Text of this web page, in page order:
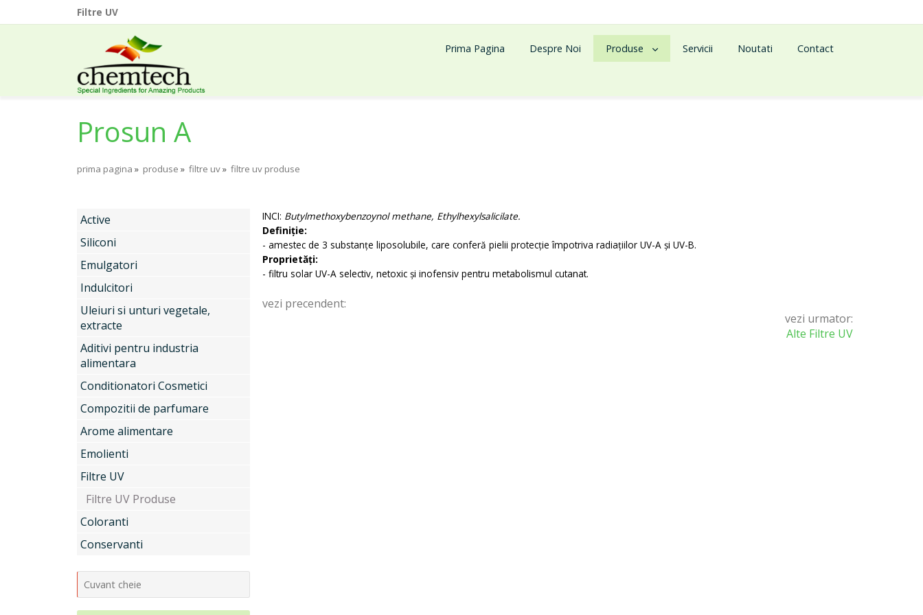
Filtre UV
Prima Pagina Despre Noi Produse Servicii Noutati Contact
Prosun A
prima pagina » produse » filtre uv» filtre uv produse
Active
Siliconi
Emulgatori
Indulcitori
Uleiuri si unturi vegetale,
extracte
Aditivi pentru industria
alimentara
Conditionatori Cosmetici
Compozitii de parfumare
Arome alimentare
Emolienti
Filtre UV
Filtre UV Produse
Coloranti
Conservanti
INCI: Butylmethoxybenzoynol methane, Ethylhexylsalicilate.
Definiție:
- amestec de 3 substanțe liposolubile, care conferă pielii protecție împotriva radiațiilor UV-A și UV-B.
Proprietăți:
- filtru solar UV-A selectiv, netoxic și inofensiv pentru metabolismul cutanat.
vezi precendent:
vezi urmator:
Alte Filtre UV